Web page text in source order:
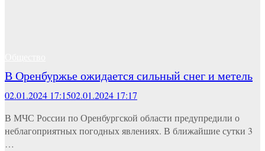
В Оренбуржье ожидается сильный снег и метель
02.01.2024 17:1502.01.2024 17:17
В МЧС России по Оренбургской области предупредили о
неблагоприятных погодных явлениях. В ближайшие сутки 3
…